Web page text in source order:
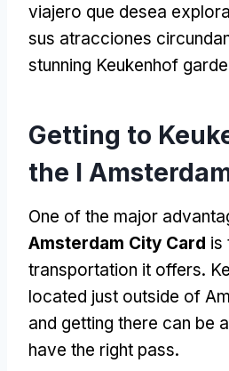
viajero que desea
sus atracciones
stunning Keukenhof
Getting to
the I
One of the major
Amsterdam City Card is
transportation it offers.
located just outside of
and getting there can be
have the right pass.